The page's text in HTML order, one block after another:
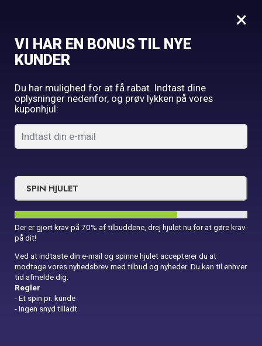
Product Add to cart
Rund sømandshat
ballonpakke
Tilføj til kurv
Bordløber - lyserød Læs mere
Serpentiner Flag
×
VI HAR EN BONUS TIL NYE
KUNDER
Du har mulighed for at få rabat. Indtast dine
oplysninger nedenfor, og prøv lykken på vores
kuponhjul:
SPIN HJULET
Der er gjort krav på 70% af tilbuddene, drej hjulet nu for at gøre krav
på dit!
Ved at indtaste din e-mail og spinne hjulet accepterer du at
modtage vores nyhedsbrev med tilbud og nyheder. Du kan til enhver
tid afmelde dig.
Regler
- Et spin pr. kunde
- Ingen snyd tilladt